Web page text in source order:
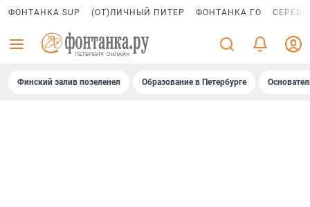
ФОНТАНКА SUP (ОТ)ЛИЧНЫЙ ПИТЕР ФОНТАНКА ГО
Финский залив позеленел Образование в Петербурге